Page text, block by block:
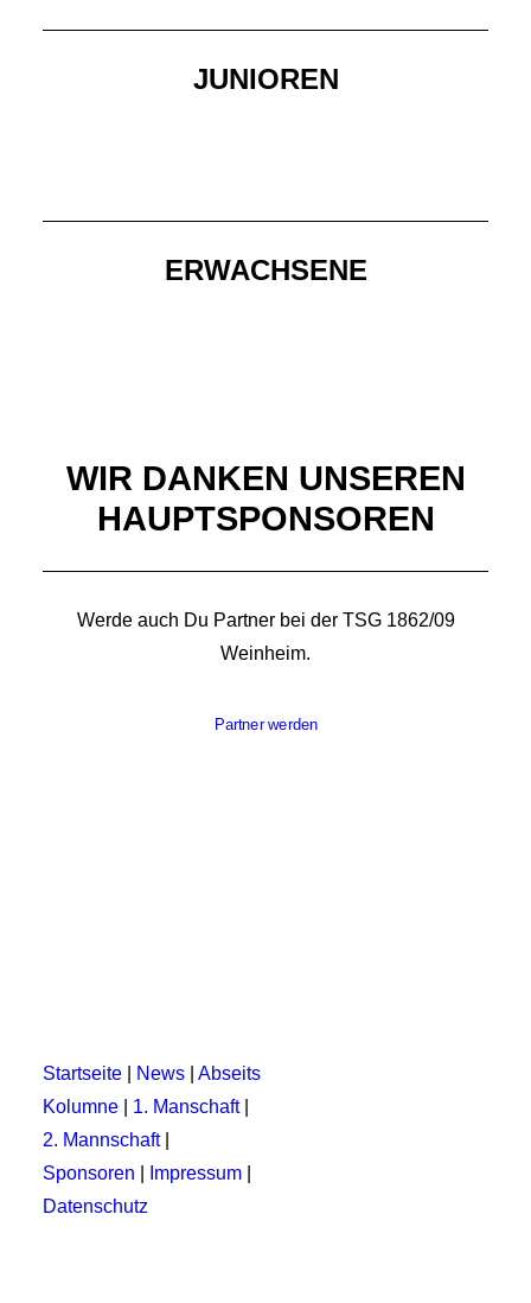
JUNIOREN
ERWACHSENE
WIR DANKEN UNSEREN
HAUPTSPONSOREN
Werde auch Du Partner bei der TSG 1862/09
Weinheim.
Partner werden
Startseite News
Abseits
Kolumne
1. Manschaft|
2. Mannschaft|
Sponsoren
Impressum
Datenschutz